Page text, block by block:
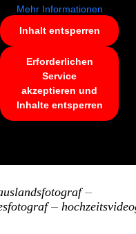
Mehr Informationen
Inhalt entsperren
Erforderlichen
Service
akzeptieren und
Inhalte entsperren